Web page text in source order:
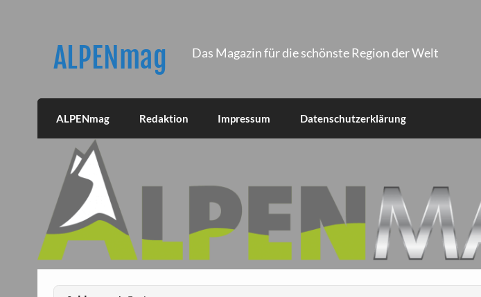
ALPENmag Das Magazin für die schönste Region der Welt
ALPENmag Redaktion Impressum Datenschutzerklärung